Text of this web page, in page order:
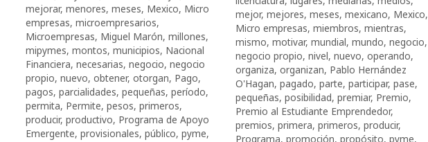
mejorar, menores, meses, Mexico, Micro
empresas, microempresarios,
Microempresas, Miguel Marón, millones,
mipymes, montos, municipios, Nacional
Financiera, necesarias, negocio, negocio
propio, nuevo, obtener, otorgan, Pago,
pagos, parcialidades, pequeñas, período,
permita, Permite, pesos, primeros,
producir, productivo, Programa de Apoyo
Emergente, provisionales, público, pyme,
mejor, mejores, meses, mexicano, Mexico,
Micro empresas, miembros, mientras,
mismo, motivar, mundial, mundo, negocio,
negocio propio, nivel, nuevo, operando,
organiza, organizan, Pablo Hernández
O'Hagan, pagado, parte, participar, pase,
pequeñas, posibilidad, premiar, Premio,
Premio al Estudiante Emprendedor,
premios, primera, primeros, producir,
Programa, promoción, propósito, pyme,